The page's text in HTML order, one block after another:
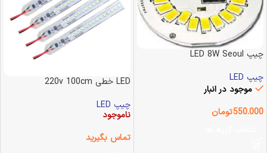
چیپ LED 8W Seoul
چیپ LED
موجود در انبار
550.000تومان
LED خطی 220v 100cm
چیپ LED
ناموجود
تماس بگیرید